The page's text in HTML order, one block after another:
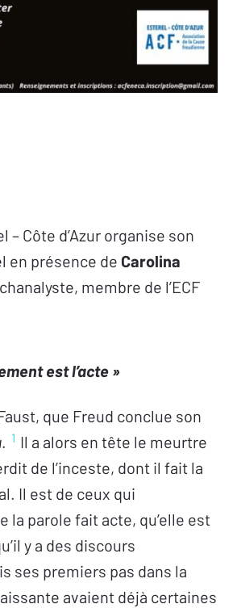
– Côte d’Azur organise son
en présence de Carolina
membre de l’ECF
est l’acte »
que Freud conclue son
. 1 Il a alors en tête le meurtre
de l’inceste, dont il fait la
Il est de ceux qui
la parole fait acte, qu’elle est
y a des discours
ses premiers pas dans la
avaient déjà certaines